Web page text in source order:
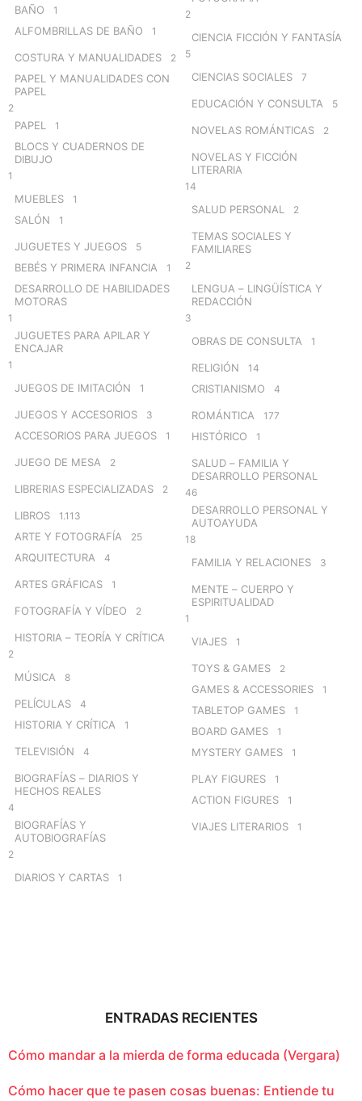
BAÑO 1
ALFOMBRILLAS DE BAÑO 1
COSTURA Y MANUALIDADES 2
PAPEL Y MANUALIDADES CON
PAPEL
2
PAPEL 1
BLOCS Y CUADERNOS DE
DIBUJO
1
MUEBLES 1
SALÓN 1
JUGUETES Y JUEGOS 5
BEBÉS Y PRIMERA INFANCIA 1
DESARROLLO DE HABILIDADES
MOTORAS
1
JUGUETES PARA APILAR Y
ENCAJAR
1
JUEGOS DE IMITACIÓN 1
JUEGOS Y ACCESORIOS 3
ACCESORIOS PARA JUEGOS 1
JUEGO DE MESA 2
LIBRERIAS ESPECIALIZADAS 2
LIBROS 1.113
ARTE Y FOTOGRAFÍA 25
ARQUITECTURA 4
ARTES GRÁFICAS 1
FOTOGRAFÍA Y VÍDEO 2
HISTORIA – TEORÍA Y CRÍTICA
2
MÚSICA 8
PELÍCULAS 4
HISTORIA Y CRÍTICA 1
TELEVISIÓN 4
BIOGRAFÍAS – DIARIOS Y
HECHOS REALES
4
BIOGRAFÍAS Y
AUTOBIOGRAFÍAS
2
DIARIOS Y CARTAS 1
2
CIENCIA FICCIÓN Y FANTASÍA
5
CIENCIAS SOCIALES 7
EDUCACIÓN Y CONSULTA 5
NOVELAS ROMÁNTICAS 2
NOVELAS Y FICCIÓN
LITERARIA
14
SALUD PERSONAL 2
TEMAS SOCIALES Y
FAMILIARES
2
LENGUA – LINGÜÍSTICA Y
REDACCIÓN
3
OBRAS DE CONSULTA 1
RELIGIÓN 14
CRISTIANISMO 4
ROMÁNTICA 177
HISTÓRICO 1
SALUD – FAMILIA Y
DESARROLLO PERSONAL
46
DESARROLLO PERSONAL Y
AUTOAYUDA
18
FAMILIA Y RELACIONES 3
MENTE – CUERPO Y
ESPIRITUALIDAD
1
VIAJES 1
TOYS & GAMES 2
GAMES & ACCESSORIES 1
TABLETOP GAMES 1
BOARD GAMES 1
MYSTERY GAMES 1
PLAY FIGURES 1
ACTION FIGURES 1
VIAJES LITERARIOS 1
ENTRADAS RECIENTES
Cómo mandar a la mierda de forma educada (Vergara)
Cómo hacer que te pasen cosas buenas: Entiende tu